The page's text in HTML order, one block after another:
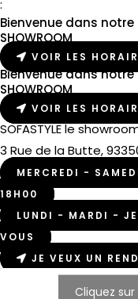
:
Bienvenue dans notre
SHOWROOM
VOIR LES
Bienvenue dans notre
SHOWROOM
VOIR LES
SOFASTYLE le
3 Rue de la Butte,
MERCREDI -
18H00
LUNDI - MARDI -
VOUS
JE VEUX UN
Cliquez